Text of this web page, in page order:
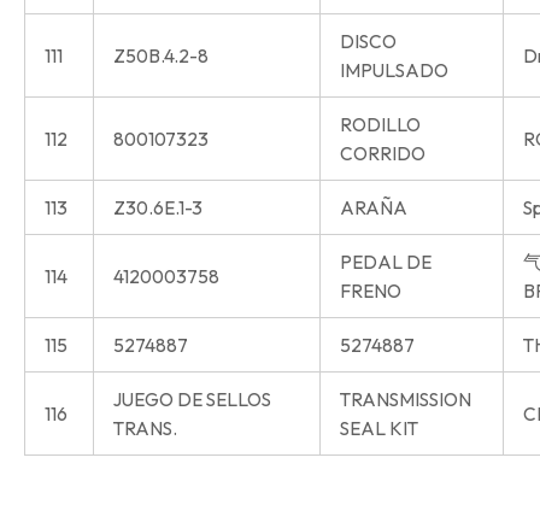
111 Z50B.4.2-8
DISCO
IMPULSADO
112 800107323
RODILLO
CORRIDO
113 Z30.6E.1-3 ARAÑA
114 4120003758
PEDAL DE
FRENO
115 5274887 5274887
116
JUEGO DE SELLOS
TRANS.
TRANSMISSION
SEAL KIT